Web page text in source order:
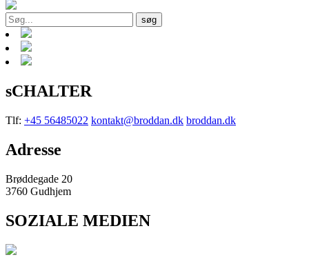
søg
sCHALTER
Tlf: +45 56485022 kontakt@broddan.dk broddan.dk
Adresse
Brøddegade 20
3760 Gudhjem
SOZIALE MEDIEN